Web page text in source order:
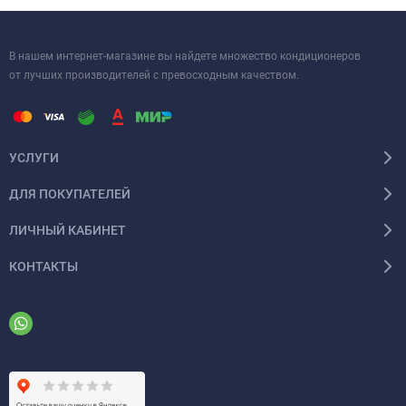
В нашем интернет-магазине вы найдете множество кондиционеров
от лучших производителей с превосходным качеством.
УСЛУГИ
ДЛЯ ПОКУПАТЕЛЕЙ
ЛИЧНЫЙ КАБИНЕТ
КОНТАКТЫ